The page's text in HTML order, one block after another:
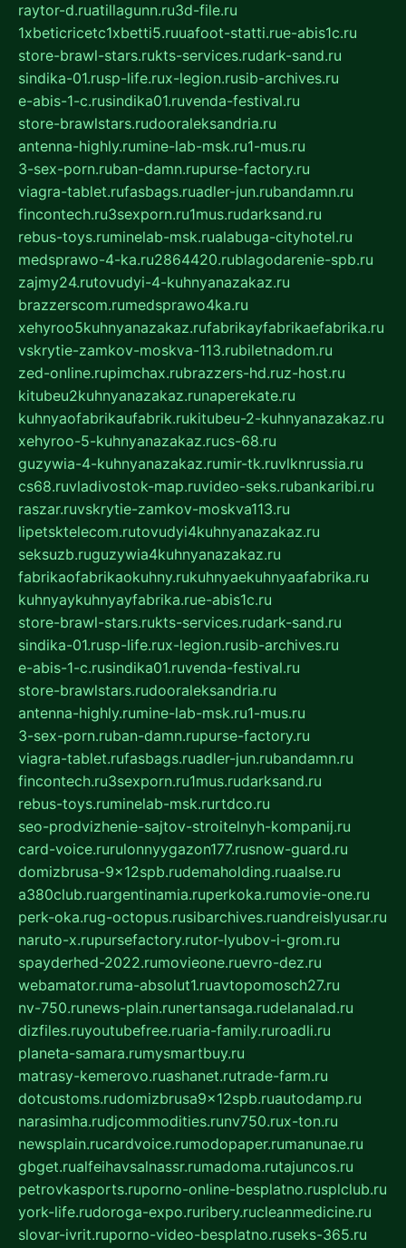
raytor-d.ruatillagunn.ru3d-file.ru
1xbeticricetc1xbetti5.ruuafoot-statti.rue-abis1c.ru
store-brawl-stars.rukts-services.rudark-sand.ru
sindika-01.rusp-life.rux-legion.rusib-archives.ru
e-abis-1-c.rusindika01.ruvenda-festival.ru
store-brawlstars.rudooraleksandria.ru
antenna-highly.rumine-lab-msk.ru1-mus.ru
3-sex-porn.ruban-damn.rupurse-factory.ru
viagra-tablet.rufasbags.ruadler-jun.rubandamn.ru
fincontech.ru3sexporn.ru1mus.rudarksand.ru
rebus-toys.ruminelab-msk.rualabuga-cityhotel.ru
medsprawo-4-ka.ru2864420.rublagodarenie-spb.ru
zajmy24.rutovudyi-4-kuhnyanazakaz.ru
brazzerscom.rumedsprawo4ka.ru
xehyroo5kuhnyanazakaz.rufabrikayfabrikaefabrika.ru
vskrytie-zamkov-moskva-113.rubiletnadom.ru
zed-online.rupimchax.rubrazzers-hd.ruz-host.ru
kitubeu2kuhnyanazakaz.runaperekate.ru
kuhnyaofabrikaufabrik.rukitubeu-2-kuhnyanazakaz.ru
xehyroo-5-kuhnyanazakaz.rucs-68.ru
guzywia-4-kuhnyanazakaz.rumir-tk.ruvlknrussia.ru
cs68.ruvladivostok-map.ruvideo-seks.rubankaribi.ru
raszar.ruvskrytie-zamkov-moskva113.ru
lipetsktelecom.rutovudyi4kuhnyanazakaz.ru
seksuzb.ruguzywia4kuhnyanazakaz.ru
fabrikaofabrikaokuhny.rukuhnyaekuhnyaafabrika.ru
kuhnyaykuhnyayfabrika.rue-abis1c.ru
store-brawl-stars.rukts-services.rudark-sand.ru
sindika-01.rusp-life.rux-legion.rusib-archives.ru
e-abis-1-c.rusindika01.ruvenda-festival.ru
store-brawlstars.rudooraleksandria.ru
antenna-highly.rumine-lab-msk.ru1-mus.ru
3-sex-porn.ruban-damn.rupurse-factory.ru
viagra-tablet.rufasbags.ruadler-jun.rubandamn.ru
fincontech.ru3sexporn.ru1mus.rudarksand.ru
rebus-toys.ruminelab-msk.rurtdco.ru
seo-prodvizhenie-sajtov-stroitelnyh-kompanij.ru
card-voice.rurulonnyygazon177.rusnow-guard.ru
domizbrusa-9x12spb.rudemaholding.ruaalse.ru
a380club.ruargentinamia.ruperkoka.rumovie-one.ru
perk-oka.rug-octopus.rusibarchives.ruandreislyusar.ru
naruto-x.rupursefactory.rutor-lyubov-i-grom.ru
spayderhed-2022.rumovieone.ruevro-dez.ru
webamator.ruma-absolut1.ruavtopomosch27.ru
nv-750.runews-plain.runertansaga.rudelanalad.ru
dizfiles.ruyoutubefree.ruaria-family.ruroadli.ru
planeta-samara.rumysmartbuy.ru
matrasy-kemerovo.ruashanet.rutrade-farm.ru
dotcustoms.rudomizbrusa9x12spb.ruautodamp.ru
narasimha.rudjcommodities.runv750.rux-ton.ru
newsplain.rucardvoice.rumodopaper.rumanunae.ru
gbget.rualfeihavsalnassr.rumadoma.rutajuncos.ru
petrovkasports.ruporno-online-besplatno.rusplclub.ru
york-life.rudoroga-expo.ruribery.rucleanmedicine.ru
slovar-ivrit.ruporno-video-besplatno.ruseks-365.ru